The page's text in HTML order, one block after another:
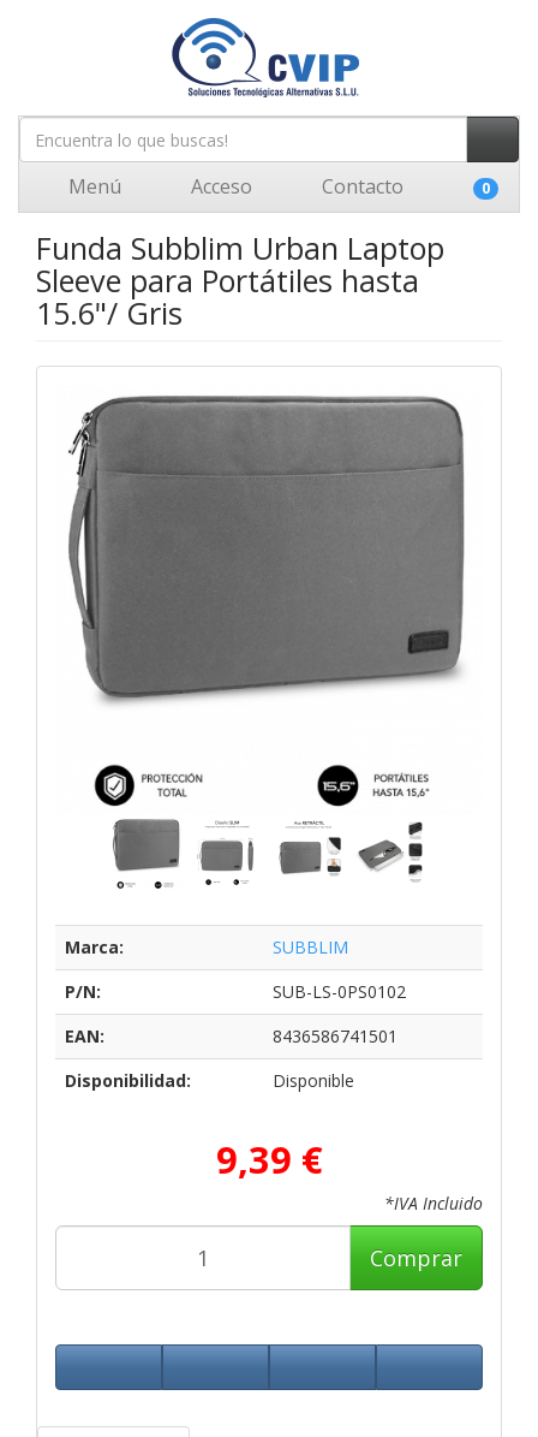
Menú Acceso Contacto 0
Funda Subblim Urban Laptop
Sleeve para Portátiles hasta
15.6"/ Gris
Marca:
SUBBLIM
P/N:
SUB-LS-0PS0102
EAN:
8436586741501
Disponibilidad:
Disponible
9,39 €
*IVA Incluido
Comprar